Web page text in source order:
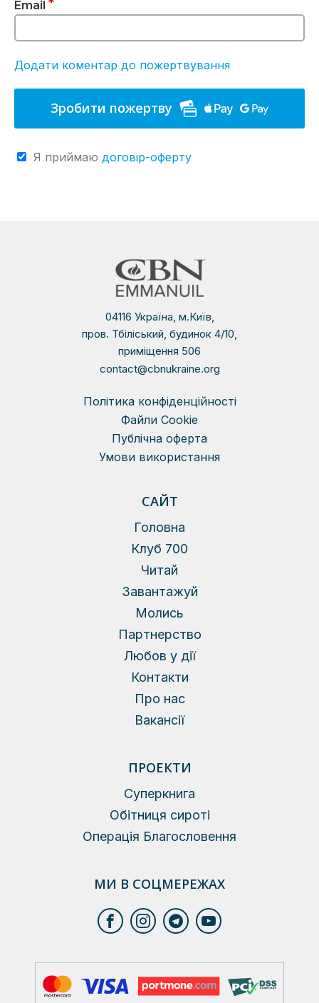
Email
Додати коментар до пожертвування
Зробити пожертву
Я приймаю договір-оферту
04116 Україна, м.Київ,
пров. Тбіліський, будинок 4/10,
приміщення 506
contact@cbnukraine.org
Політика конфіденційності
Файли Сookie
Публічна оферта
Умови використання
САЙТ
Головна
Клуб 700
Читай
Завантажуй
Молись
Партнерство
Любов у дії
Контакти
Про нас
Вакансії
ПРОЕКТИ
Суперкнига
Обітниця сироті
Операція Благословення
МИ В СОЦМЕРЕЖАХ